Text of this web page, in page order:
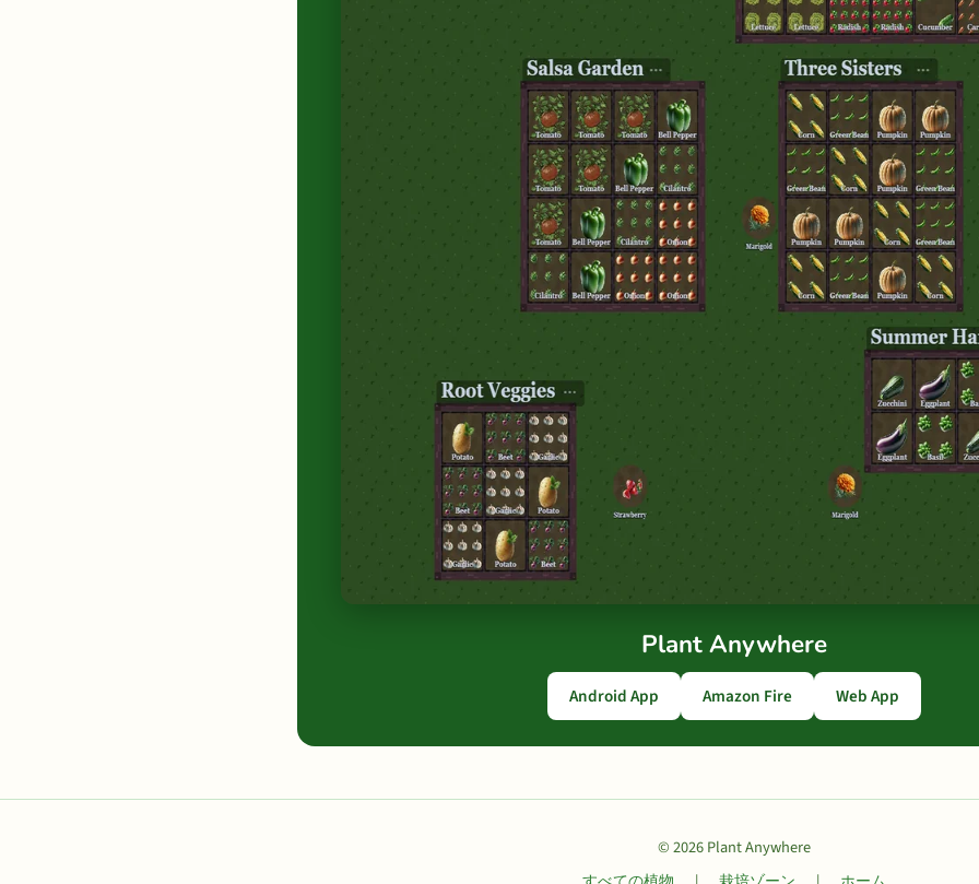
Plant Anywhere
Android App Amazon Fire Web App
© 2026 Plant Anywhere